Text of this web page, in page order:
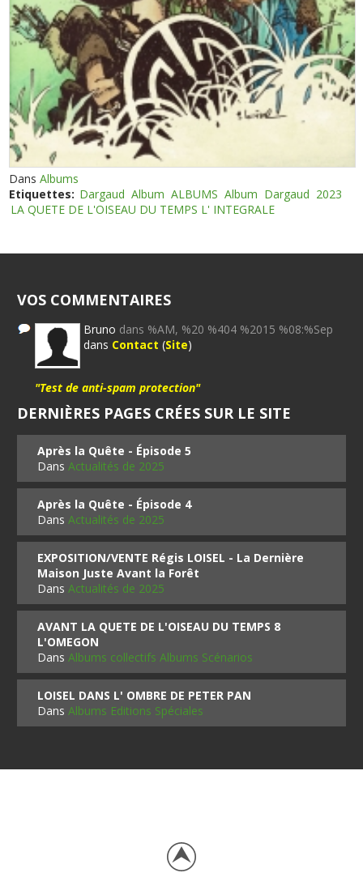
DansAlbums
Etiquettes: Dargaud Album ALBUMS Album Dargaud 2023
LA QUETE DE L'OISEAU DU TEMPS L' INTEGRALE
VOS COMMENTAIRES
Bruno dans %AM, %20 %404 %2015 %08:%Sep
dans Contact (Site)
"Test de anti-spam protection"
DERNIÈRES PAGES CRÉES SUR LE SITE
Après la Quête - Épisode 5
DansActualités de 2025
Après la Quête - Épisode 4
DansActualités de 2025
EXPOSITION/VENTE Régis LOISEL - La Dernière
Maison Juste Avant la Forêt
DansActualités de 2025
AVANT LA QUETE DE L'OISEAU DU TEMPS 8
L'OMEGON
DansAlbums collectifs Albums Scénarios
LOISEL DANS L' OMBRE DE PETER PAN
DansAlbums Editions Spéciales